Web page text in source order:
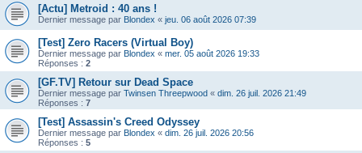
[Actu] Metroid : 40 ans !
Dernier message par Blondex « jeu. 06 août 2026 07:39
[Test] Zero Racers (Virtual Boy)
Dernier message par Blondex « mer. 05 août 2026 19:33
Réponses : 2
[GF.TV] Retour sur Dead Space
Dernier message par Twinsen Threepwood « dim. 26 juil. 2026 21:49
Réponses : 7
[Test] Assassin's Creed Odyssey
Dernier message par Blondex « dim. 26 juil. 2026 20:56
Réponses : 5